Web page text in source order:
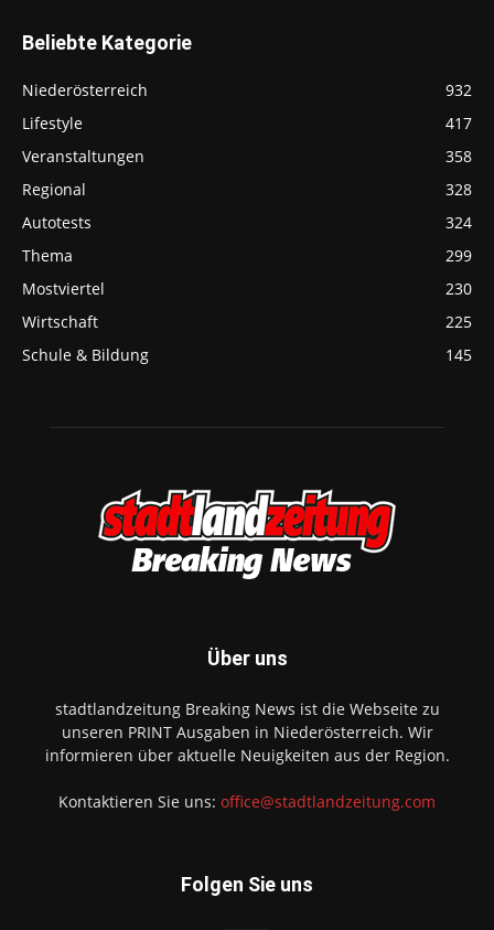
Beliebte Kategorie
Niederösterreich
932
Lifestyle
417
Veranstaltungen
358
Regional
328
Autotests
324
Thema
299
Mostviertel
230
Wirtschaft
225
Schule & Bildung
145
Über uns
stadtlandzeitung Breaking News ist die Webseite zu
unseren PRINT Ausgaben in Niederösterreich. Wir
informieren über aktuelle Neuigkeiten aus der Region.
Kontaktieren Sie uns: office@stadtlandzeitung.com
Folgen Sie uns